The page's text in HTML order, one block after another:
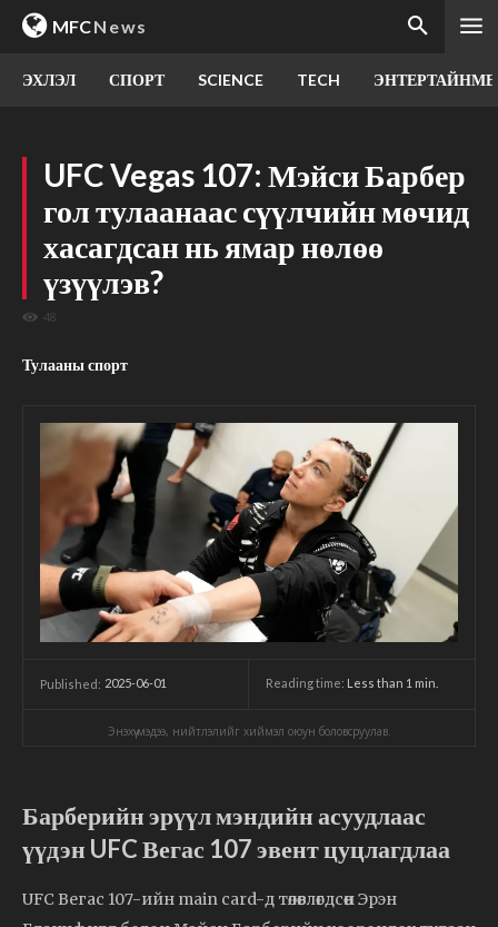
MFCNews
ЭХЛЭЛ СПОРТ SCIENCE TECH
UFC Vegas 107: Мэйси Барбер
гол тулаанаас сүүлчийн мөчид
хасагдсан нь ямар нөлөө
үзүүлэв?
48
Тулааны спорт
Published: 2025-06-01 Reading time: Less than 1 min.
Энэхүү мэдээ, нийтлэлийг хиймэл оюун боловсруулав.
Барберийн эрүүл мэндийн асуудлаас
үүдэн UFC Вегас 107 эвент цуцлагдлаа
UFC Вегас 107-ийн main card-д төлөвлөгдсөн Эрэн